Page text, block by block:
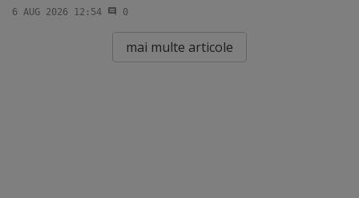
6 AUG 2026 12:54 0
mai multe articole